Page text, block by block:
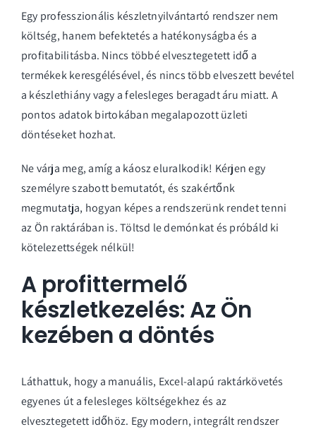
Egy professzionális készletnyilvántartó rendszer nem
költség, hanem befektetés a hatékonyságba és a
profitabilitásba. Nincs többé elvesztegetett idő a
termékek keresgélésével, és nincs több elveszett bevétel
a készlethiány vagy a felesleges beragadt áru miatt. A
pontos adatok birtokában megalapozott üzleti
döntéseket hozhat.
Ne várja meg, amíg a káosz eluralkodik! Kérjen egy
személyre szabott bemutatót, és szakértőnk
megmutatja, hogyan képes a rendszerünk rendet tenni
az Ön raktárában is.Töltsd le demónkat és próbáld ki
kötelezettségek nélkül!
A profittermelő
készletkezelés: Az Ön
kezében a döntés
Láthattuk, hogy a manuális, Excel-alapú raktárkövetés
egyenes út a felesleges költségekhez és az
elvesztegetett időhöz. Egy modern, integrált rendszer